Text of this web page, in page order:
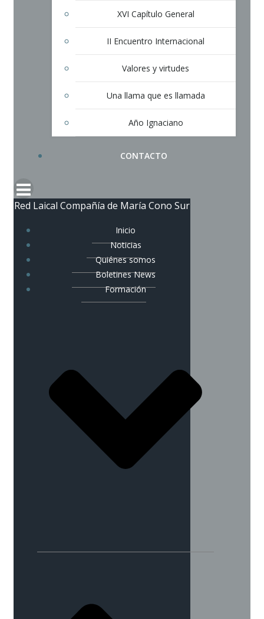
XVI Capítulo General
II Encuentro Internacional
Valores y virtudes
Una llama que es llamada
Año Ignaciano
CONTACTO
Red Laical Compañía de María Cono Sur
Inicio
Noticias
Quiénes somos
Boletines News
Formación